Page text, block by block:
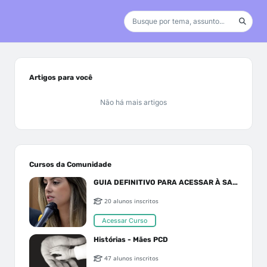
Artigos para você
Não há mais artigos
Cursos da Comunidade
GUIA DEFINITIVO PARA ACESSAR À SAÚDE PELO SUS OU PLANO DE SAÚDE
20 alunos inscritos
Acessar Curso
Histórias - Mães PCD
47 alunos inscritos